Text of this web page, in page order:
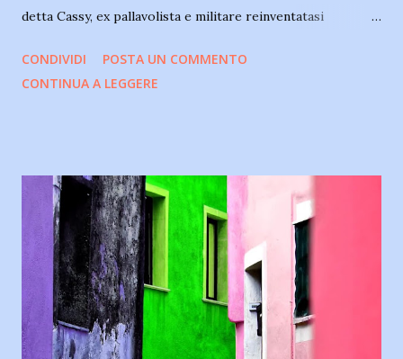
detta Cassy, ex pallavolista e militare reinventatasi
brutale assassinio della giovane Vittoria, sancisce l'inizio
della sua carriera di detective e del suo cammino
carattere e scoprire di possedere delle doti particolari.
Cassy, immergendosi in una torbida realtà, proverà a
trovare il vero colpevole. LEGGI SUBITO GRATIS SU
AMAZON KINDLE! STORIE DI UN MONDO MECCANICO,
PRIMO VOLUME DELLA SAGA FANTASY STEAMPUNK
OMONIMA DI DANIELE TORRETTA In un ottocentesco
mondo alimentato dall'energia del vapore, tra imponenti
CONDIVIDI
POSTA UN COMMENTO
CONTINUA A LEGGERE